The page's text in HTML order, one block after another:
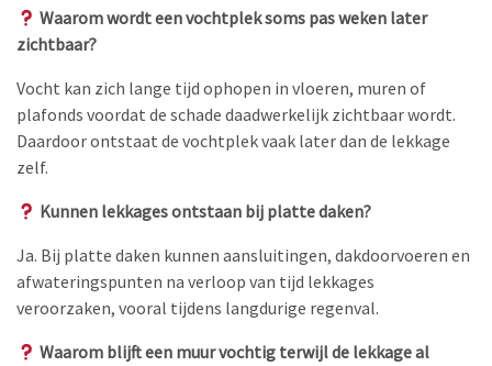
Waarom wordt een vochtplek soms pas weken later
zichtbaar?
Vocht kan zich lange tijd ophopen in vloeren, muren of
plafonds voordat de schade daadwerkelijk zichtbaar wordt.
Daardoor ontstaat de vochtplek vaak later dan de lekkage
zelf.
Kunnen lekkages ontstaan bij platte daken?
Ja. Bij platte daken kunnen aansluitingen, dakdoorvoeren en
afwateringspunten na verloop van tijd lekkages
veroorzaken, vooral tijdens langdurige regenval.
Waarom blijft een muur vochtig terwijl de lekkage al